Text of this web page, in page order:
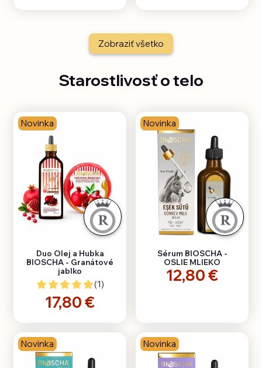
Zobraziť všetko
Starostlivosť o telo
Novinka
Duo Olej a Hubka
BIOSCHA - Granátové
jablko
(1)
17,80 €
Novinka
Sérum BIOSCHA -
OSLIE MLIEKO
12,80 €
Novinka Novinka